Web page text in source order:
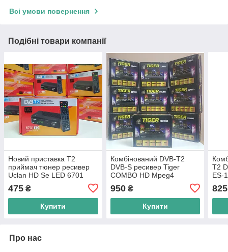
Всі умови повернення
Подібні товари компанії
Новий приставка Т2
приймач тюнер ресивер
Uclan HD Se LED 6701
DVB-T2/C YouTube IPTV
MeGoGo Mpeg4 32 канали
475 ₴
Купити
Комбінований DVB-T2
DVB-S ресивер Tiger
COMBO HD Mpeg4
950₴
Купити
T2
ES-
825
Про нас